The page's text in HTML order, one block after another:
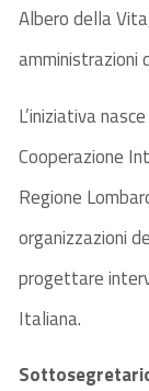
Albero della
amministrazioni
L’iniziativa
Cooperazione
Regione
organizzazioni
progettare
Italiana.